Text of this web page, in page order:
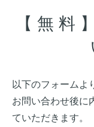
【無料
以下のフォームよ
お問い合わせ後に
ていただきます。